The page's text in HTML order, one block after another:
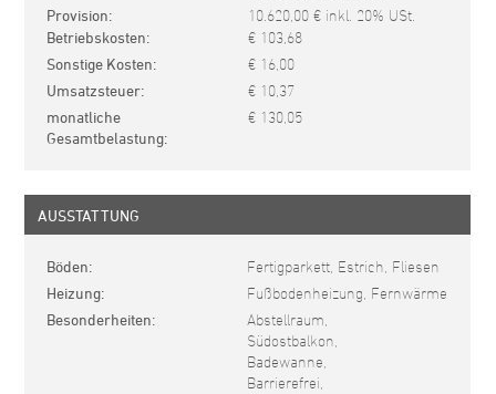
Provision 10.620,00 € inkl. 20% USt.
Betriebskosten € 103,68
Sonstige Kosten € 16,00
Umsatzsteuer € 10,37
monatliche
Gesamtbelastung
€ 130,05
AUSSTATTUNG
Böden Fertigparkett, Estrich, Fliesen
Heizung Fußbodenheizung, Fernwärme
Besonderheiten
Abstellraum,
Südostbalkon,
Badewanne,
Barrierefrei,